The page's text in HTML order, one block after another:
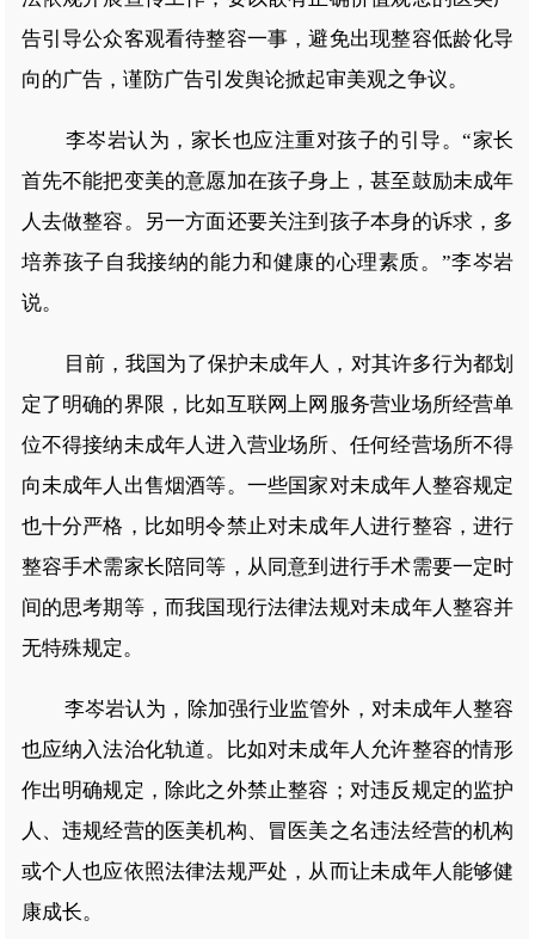
告引导公众客观看待整容一事，避免出现整容低龄化导
向的广告，谨防广告引发舆论掀起审美观之争议。
李岑岩认为，家长也应注重对孩子的引导。“家长
首先不能把变美的意愿加在孩子身上，甚至鼓励未成年
人去做整容。另一方面还要关注到孩子本身的诉求，多
培养孩子自我接纳的能力和健康的心理素质。”李岑岩
说。
目前，我国为了保护未成年人，对其许多行为都划
定了明确的界限，比如互联网上网服务营业场所经营单
位不得接纳未成年人进入营业场所、任何经营场所不得
向未成年人出售烟酒等。一些国家对未成年人整容规定
也十分严格，比如明令禁止对未成年人进行整容，进行
整容手术需家长陪同等，从同意到进行手术需要一定时
间的思考期等，而我国现行法律法规对未成年人整容并
无特殊规定。
李岑岩认为，除加强行业监管外，对未成年人整容
也应纳入法治化轨道。比如对未成年人允许整容的情形
作出明确规定，除此之外禁止整容；对违反规定的监护
人、违规经营的医美机构、冒医美之名违法经营的机构
或个人也应依照法律法规严处，从而让未成年人能够健
康成长。